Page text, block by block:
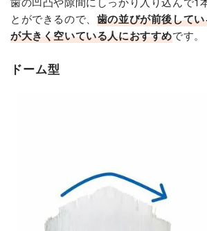
とができるので、 歯の並びが前後して
が大きく空いている人におすすめです。
ドーム型